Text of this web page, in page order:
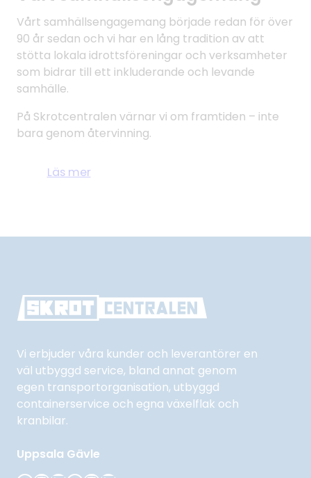
Vårt samhällsengagemang började redan för över
90 år sedan och vi har en lång tradition av att
stötta lokala idrottsföreningar och verksamheter
som bidrar till ett inkluderande och levande
samhälle.
På Skrotcentralen värnar vi om framtiden – inte
bara genom återvinning.
Läs mer
Vi erbjuder våra kunder och leverantörer en
väl utbyggd service, bland annat genom
egen transportorganisation, utbyggd
containerservice och egna växelflak och
kranbilar.
Uppsala Gävle